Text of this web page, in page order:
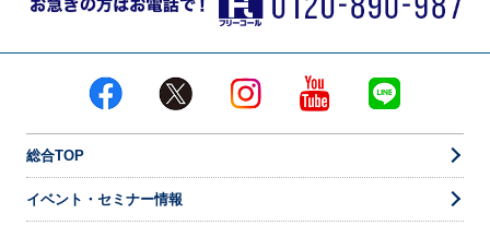
総合TOP
イベント・セミナー情報